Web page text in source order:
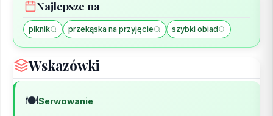
Najlepsze na
piknik przekąska na przyjęcie szybki obiad
Wskazówki
🍽️Serwowanie